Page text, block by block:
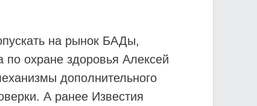
на рынок БАДы,
охране здоровья Алексей
дополнительного
А ранее Известия